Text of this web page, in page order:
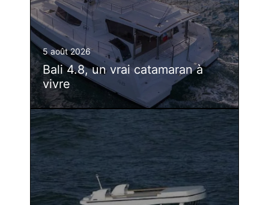
5 août 2026
Bali 4.8, un vrai catamaran à
vivre